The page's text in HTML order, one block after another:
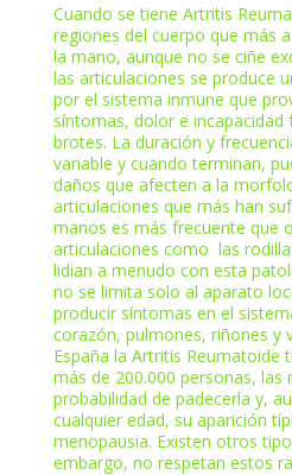
Cuando se tiene Artritis
regiones del cuerpo que más
la mano, aunque no se ciñe
las articulaciones se produce
por el sistema inmune que
síntomas, dolor e incapacidad
brotes. La duración y
variable y cuando terminan,
daños que afecten a la
articulaciones que más han
manos es más frecuente que
articulaciones como las
lidian a menudo con esta
no se limita solo al aparato
producir síntomas en el
corazón, pulmones, riñones y
España la Artritis Reumatoide
más de 200.000 personas, las
probabilidad de padecerla y,
cualquier edad, su aparición
menopausia. Existen otros
embargo, no respetan estos